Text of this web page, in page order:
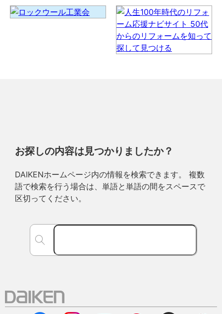
お探しの内容は見つかりましたか？
DAIKENホームページ内の情報を検索できます。 複数
語で検索を行う場合は、単語と単語の間をスペースで
区切ってください。